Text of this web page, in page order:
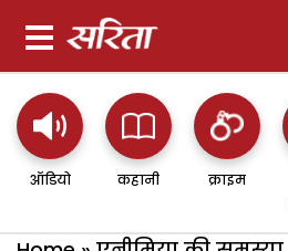
ऑडियो कहानी क्राइम